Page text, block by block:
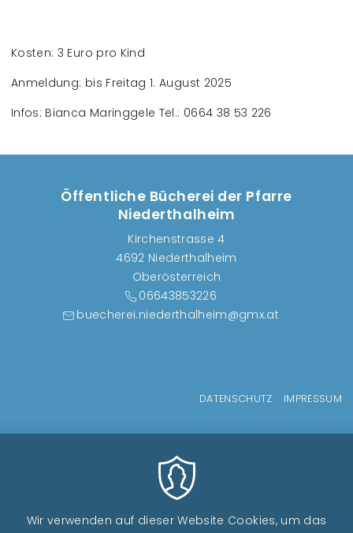
Kosten: 3 Euro pro Kind
Anmeldung: bis Freitag 1. August 2025
Infos: Bianca Maringgele Tel.: 0664 38 53 226
Öffentliche Bücherei der Pfarre
Niederthalheim
Kirchenstrasse 4
4692 Niederthalheim
Oberösterreich
06643853226
buecherei.niederthalheim@gmx.at
DATENSCHUTZ IMPRESSUM
Wir verwenden auf dieser Website Cookies, um das